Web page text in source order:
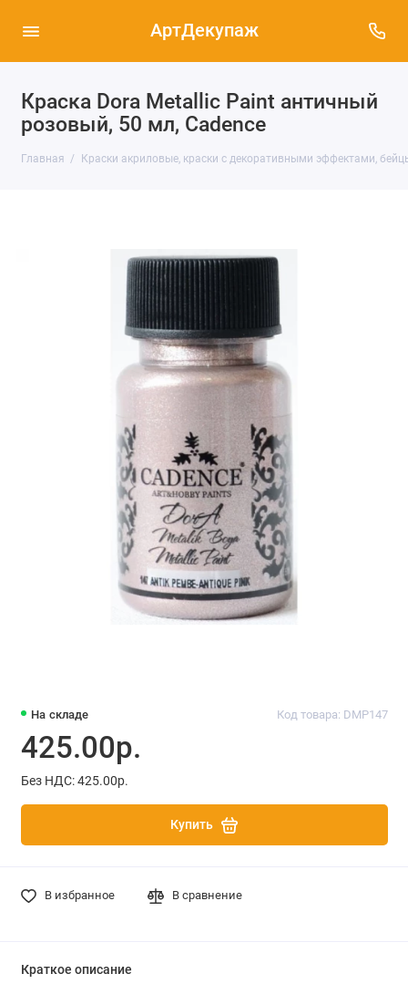
АртДекупаж
Краска Dora Metallic Paint античный
розовый, 50 мл, Cadence
Главная Краски акриловые, краски с декоративными эффектами,
На складе Код товара: DMP147
425.00р.
Без НДС: 425.00р.
Купить
В избранное В сравнение
Краткое описание